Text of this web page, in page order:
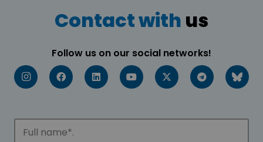
Contact with us
Follow us on our social networks!